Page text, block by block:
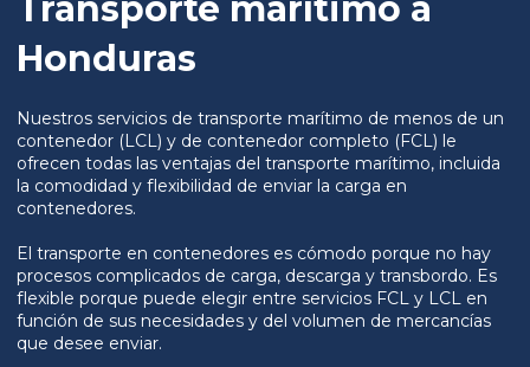
Transporte marítimo a
Honduras
Nuestros servicios de transporte marítimo de menos de un
contenedor (LCL) y de contenedor completo (FCL) le
ofrecen todas las ventajas del transporte marítimo, incluida
la comodidad y flexibilidad de enviar la carga en
contenedores.
El transporte en contenedores es cómodo porque no hay
procesos complicados de carga, descarga y transbordo. Es
flexible porque puede elegir entre servicios FCL y LCL en
función de sus necesidades y del volumen de mercancías
que desee enviar.